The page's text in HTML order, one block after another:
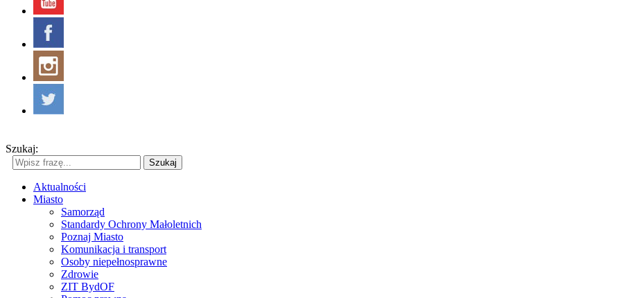
Szukaj:
Szukaj
Aktualności
Miasto
Samorząd
Standardy Ochrony Małoletnich
Poznaj Miasto
Komunikacja i transport
Osoby niepełnosprawne
Zdrowie
ZIT BydOF